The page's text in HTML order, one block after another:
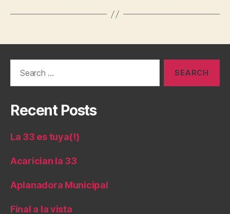
Recent Posts
La 33 es tuya(!)
Acarician la 33
Aplanadora Municipal
Final a la vista